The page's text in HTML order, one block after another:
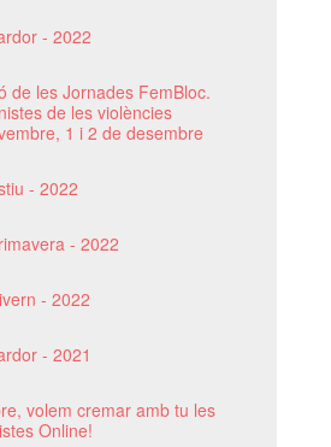
- 2022
de les Jornades FemBloc.
de les violències
1 i 2 de desembre
- 2022
- 2022
- 2022
- 2021
volem cremar amb tu les
Online!